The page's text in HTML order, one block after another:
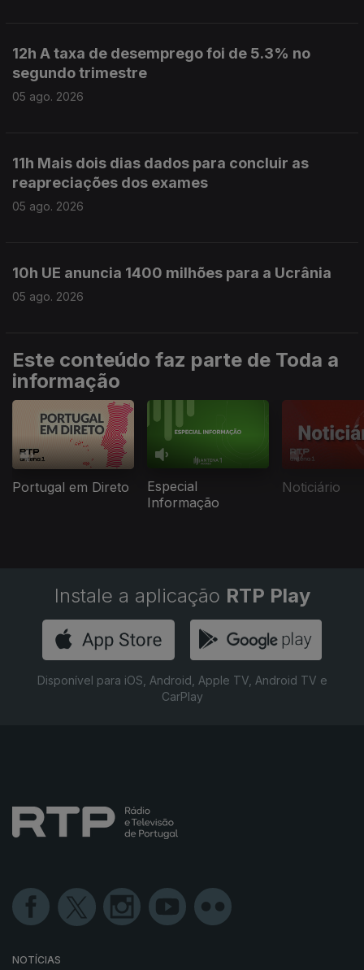
12h A taxa de desemprego foi de 5.3% no
segundo trimestre
05 ago. 2026
11h Mais dois dias dados para concluir as
reapreciações dos exames
05 ago. 2026
10h UE anuncia 1400 milhões para a Ucrânia
05 ago. 2026
Este conteúdo faz parte de Toda a
informação
Portugal em Direto
Especial
Informação
Noticiário
Instale a aplicação RTP Play
Disponível para iOS, Android, Apple TV, Android TV e
CarPlay
NOTÍCIAS